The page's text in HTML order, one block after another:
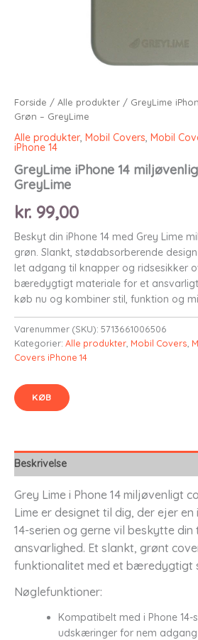
Forside / Alle produkter / GreyLime
Grøn – GreyLime
Alle produkter, Mobil Covers, Mobil
iPhone 14
GreyLime iPhone 14
GreyLime
kr. 99,00
Beskyt din iPhone 14 med Grey Lime
grøn. Slankt, stødabsorberende
let adgang til knapper og ridsesikker
bæredygtigt materiale for et
køb nu og kombiner stil, funktion og
Varenummer (SKU): 5713661006506
Kategorier: Alle produkter Mobil Covers
Covers iPhone 14
KØB
Beskrivelse
Grey Lime i Phone 14 miljøvenligt
Lime er designet til dig, der ejer en
14-serien og gerne vil beskytte
ansvarlighed. Et slankt, grønt
funktionalitet med et bæredygtigt
Nøglefunktioner:
Kompatibelt med i Phone
udskæringer for nem